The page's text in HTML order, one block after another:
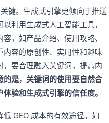
键。生成式引擎更倾向于推送
利用生成式人工智能工具，
，如产品介绍、使用攻略、
容的原创性、实用性和趣味
要合理融入关键词，提高内
的是，关键词的使用要自然合
验和生成式引擎的信任度。
GEO 成本的有效途径。如